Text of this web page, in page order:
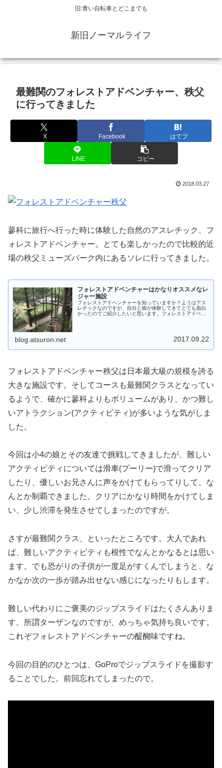
旧:青い自転車とどこまでも
新旧ノーマルライフ
最難関のフォレストアドベンチャー、秩父
に行ってきました
X Facebook はてブ
LINE コピー
2018.03.27
蓼科に旅行へ行った時に体験した自然のアスレチック、フ
ォレストアドベンチャー。とても楽しかったので比較的近
場の秩父ミューズパーク内にあるソレに行ってきました。
フォレストアドベンチャーはかなりオススメなレ
ジャー施設
フォレストアドベンチャーを知っていますか？ようはアス
レチックなのですが、自分と娘が体験してきてとても面白
かったのでご紹介したいと思います。フォレストアドベン
blog.atsuron.net 2017.09.22
フォレストアドベンチャー秩父は日本最大級の規模を誇る
大きな施設です。そしてコースも最難関クラスとなってい
るようで、確かに蓼科よりもボリュームがあり、かつ難し
いアトラクション(アクティビティ)が多いような気がしま
した。
今回は小4の娘とその友達で挑戦してきましたが、難しい
アクティビティについては滑車(プーリー)で滑ってクリア
したり、優しいお兄さんに声をかけてもらってりして、な
んとか制覇できました。クリアにかなり時間をかけてしま
い、少し渋滞を発生させてしまったのですが。
さすが最難関クラス、といったところです。大人であれ
ば、難しいアクティビティも根性でなんとかなるとは思い
ます。でも恐がりの子供が一度足がすくんでしまうと、な
かなか次の一歩が踏み出せない感じになったりもします。
難しい代わりにご褒美のジップスライドはたくさんありま
す。所謂ターザンなのですが、めっちゃ気持ち良いです。
これぞフォレストアドベンチャーの醍醐味ですね。
今回の目的のひとつは、GoProでジップスライドを撮影す
ることでした。前回忘れてしまったので。